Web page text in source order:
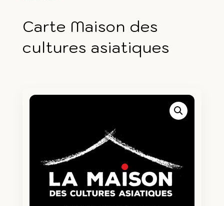
Carte Maison des
cultures asiatiques